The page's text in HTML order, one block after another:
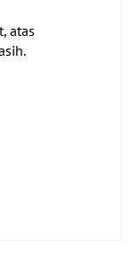
atas